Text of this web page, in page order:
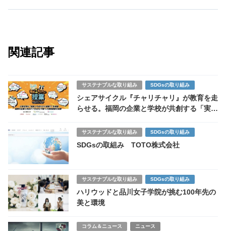
関連記事
サステナブルな取り組み SDGsの取り組み
シェアサイクル『チャリチャリ』が教育を走
らせる。福岡の企業と学校が共創する「実社
サステナブルな取り組み SDGsの取り組み
SDGsの取組み TOTO株式会社
サステナブルな取り組み SDGsの取り組み
ハリウッドと品川女子学院が挑む100年先の
美と環境
コラム＆ニュース ニュース